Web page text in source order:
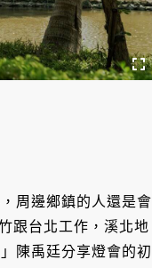
周邊鄉鎮的人還是會
跟台北工作，溪北地
陳禹廷分享燈會的初